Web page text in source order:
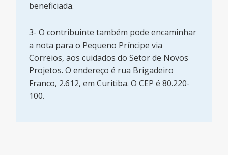
beneficiada.
3- O contribuinte também pode encaminhar
a nota para o Pequeno Príncipe via
Correios, aos cuidados do Setor de Novos
Projetos. O endereço é rua Brigadeiro
Franco, 2.612, em Curitiba. O CEP é 80.220-
100.